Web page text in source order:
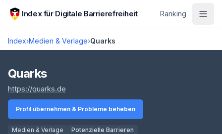
Zum Hauptinhalt springen
Index für Digitale Barrierefreiheit Ranking
Index›Medien & Verlage›Quarks
Score lädt
Quarks
https://quarks.de
Profil übernehmen & Probleme beheben
Medien & Verlage
Potenzielle Barrieren